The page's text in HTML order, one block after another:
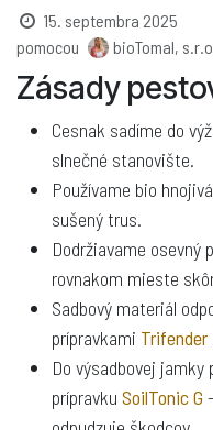
15. septembra 2025
pomocou
bioTomal,
Zásady
Cesnak sadíme do
slnečné stanovište.
Používame bio
sušený trus.
Dodržiavame osevný
rovnakom mieste
Sadbový materiál
prípravkami Trifender
Do výsadbovej
prípravku SoilTonic G